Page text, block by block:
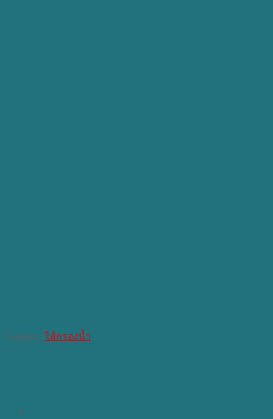
Category:ไส้กรองน้ำ